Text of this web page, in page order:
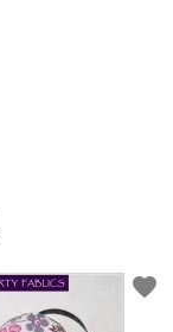
favorite